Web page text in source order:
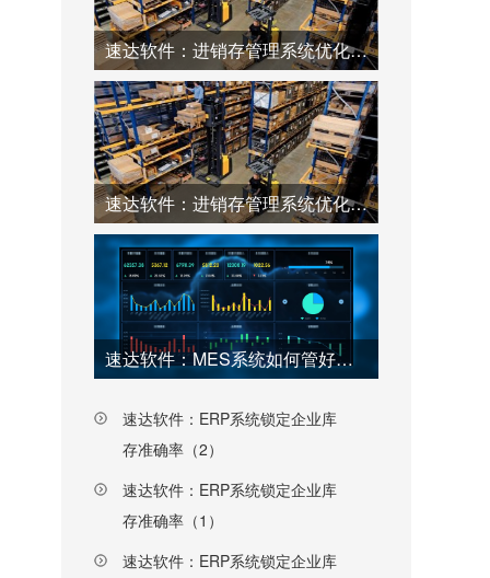
速达软件：进销存管理系统优化仓库工厂效率（2）
速达软件：进销存管理系统优化仓库工厂效率（1）
速达软件：MES系统如何管好工厂每一个环节（上）
速达软件：ERP系统锁定企业库
存准确率（2）
速达软件：ERP系统锁定企业库
存准确率（1）
速达软件：ERP系统锁定企业库